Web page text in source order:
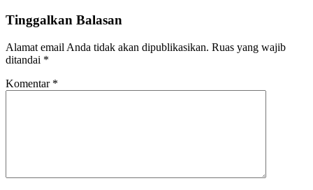
Tinggalkan Balasan
Alamat email Anda tidak akan dipublikasikan. Ruas yang wajib
ditandai *
Komentar *